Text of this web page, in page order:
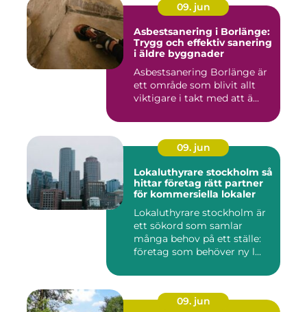
09. jun
Asbestsanering i Borlänge:
Trygg och effektiv sanering
i äldre byggnader
Asbestsanering Borlänge är
ett område som blivit allt
viktigare i takt med att ä...
09. jun
Lokaluthyrare stockholm så
hittar företag rätt partner
för kommersiella lokaler
Lokaluthyrare stockholm är
ett sökord som samlar
många behov på ett ställe:
företag som behöver ny l...
09. jun